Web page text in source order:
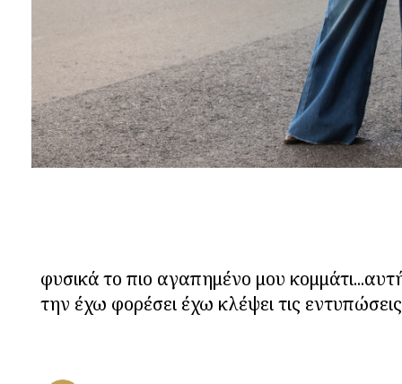
φυσικά το πιο αγαπημένο μου
την έχω φορέσει έχω κλέψει τις εντυπώσεις